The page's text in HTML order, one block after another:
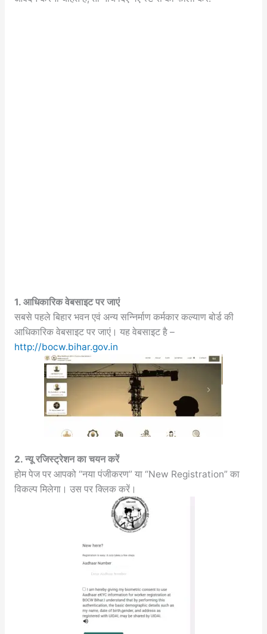
1. आधिकारिक वेबसाइट पर जाएं
सबसे पहले बिहार भवन एवं अन्य सन्निर्माण कर्मकार कल्याण बोर्ड की
आधिकारिक वेबसाइट पर जाएं। यह वेबसाइट है –
http://bocw.bihar.gov.in
2. न्यू रजिस्ट्रेशन का चयन करें
होम पेज पर आपको “नया पंजीकरण” या “New Registration” का
विकल्प मिलेगा। उस पर क्लिक करें।